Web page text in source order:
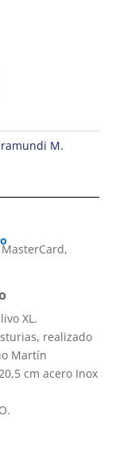
M.
XL.
realizado
Martín
cm acero Inox